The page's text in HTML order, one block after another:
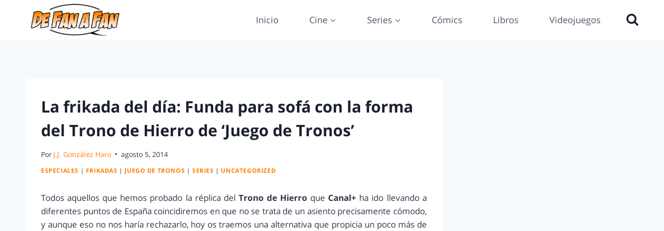
Inicio Cine Series Cómics Libros Videojuegos
La frikada del día: Funda para sofá con la forma
del Trono de Hierro de ‘Juego de Tronos’
Por J.J. González Haro agosto 5, 2014
ESPECIALES | FRIKADAS | JUEGO DE TRONOS |SERIES | UNCATEGORIZED
Todos aquellos que hemos probado la réplica del Trono de Hierro que Canal+ ha ido llevando a
diferentes puntos de España coincidiremos en que no se trata de un asiento precisamente cómodo,
y aunque eso no nos haría rechazarlo, hoy os traemos una alternativa que propicia un poco más de